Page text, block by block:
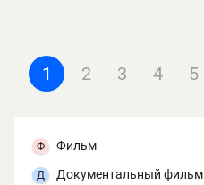
1 2 3 4 5
Ф Фильм
Д Документальный фильм